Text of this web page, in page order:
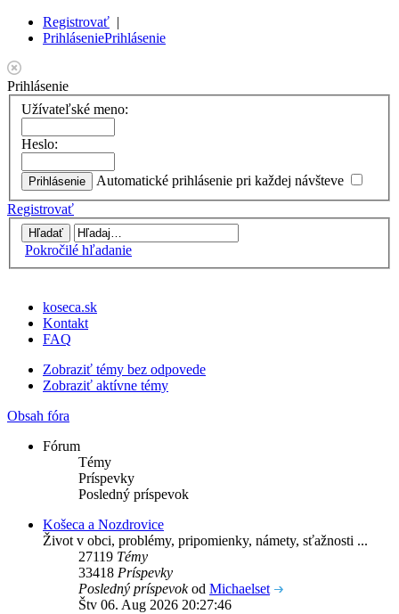
Registrovať |
PrihláseniePrihlásenie
Prihlásenie
Užívateľské meno:
Heslo:
Automatické prihlásenie pri každej návšteve
Registrovať
Pokročilé hľadanie
koseca.sk
Kontakt
FAQ
Zobraziť témy bez odpovede
Zobraziť aktívne témy
Obsah fóra
Fórum
Témy
Príspevky
Posledný príspevok
Košeca a Nozdrovice
Život v obci, problémy, pripomienky, námety, sťažnosti ...
27119 Témy
33418 Príspevky
Posledný príspevokod Michaelset
Štv 06. Aug 2026 20:27:46